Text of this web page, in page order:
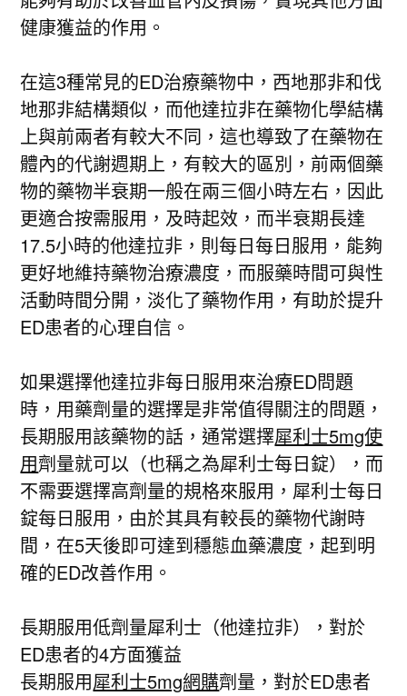
健康獲益的作用。
在這3種常見的ED治療藥物中，西地那非和伐
地那非結構類似，而他達拉非在藥物化學結構
上與前兩者有較大不同，這也導致了在藥物在
體內的代謝週期上，有較大的區別，前兩個藥
物的藥物半衰期一般在兩三個小時左右，因此
更適合按需服用，及時起效，而半衰期長達
17.5小時的他達拉非，則每日每日服用，能夠
更好地維持藥物治療濃度，而服藥時間可與性
活動時間分開，淡化了藥物作用，有助於提升
ED患者的心理自信。
如果選擇他達拉非每日服用來治療ED問題
時，用藥劑量的選擇是非常值得關注的問題，
長期服用該藥物的話，通常選擇犀利士5mg使
用劑量就可以（也稱之為犀利士每日錠），而
不需要選擇高劑量的規格來服用，犀利士每日
錠每日服用，由於其具有較長的藥物代謝時
間，在5天後即可達到穩態血藥濃度，起到明
確的ED改善作用。
長期服用低劑量犀利士（他達拉非），對於
ED患者的4方面獲益
長期服用犀利士5mg網購劑量，對於ED患者